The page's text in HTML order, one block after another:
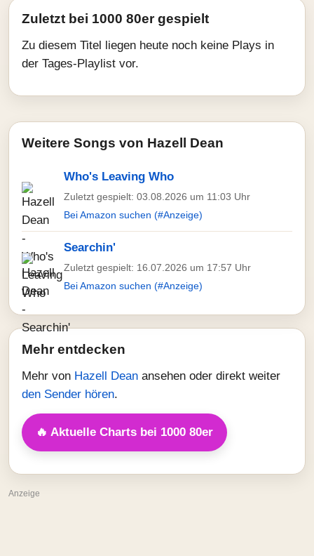
Zuletzt bei 1000 80er gespielt
Zu diesem Titel liegen heute noch keine Plays in
der Tages-Playlist vor.
Weitere Songs von Hazell Dean
Who's Leaving Who
Zuletzt gespielt: 03.08.2026 um 11:03 Uhr
Bei Amazon suchen (#Anzeige)
Searchin'
Zuletzt gespielt: 16.07.2026 um 17:57 Uhr
Bei Amazon suchen (#Anzeige)
Mehr entdecken
Mehr von Hazell Dean ansehen oder direkt weiter
den Sender hören.
🔥 Aktuelle Charts bei 1000 80er
Anzeige